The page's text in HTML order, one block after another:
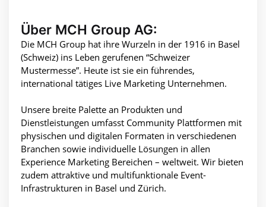
Über MCH Group AG:
Die MCH Group hat ihre Wurzeln in der 1916 in Basel
(Schweiz) ins Leben gerufenen “Schweizer
Mustermesse”. Heute ist sie ein führendes,
international tätiges Live Marketing Unternehmen.
Unsere breite Palette an Produkten und
Dienstleistungen umfasst Community Plattformen mit
physischen und digitalen Formaten in verschiedenen
Branchen sowie individuelle Lösungen in allen
Experience Marketing Bereichen – weltweit. Wir bieten
zudem attraktive und multifunktionale Event-
Infrastrukturen in Basel und Zürich.